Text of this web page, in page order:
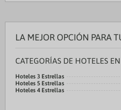
LA MEJOR OPCIÓN PARA
CATEGORÍAS DE HOTELES
Hoteles 3 Estrellas
Hoteles 5 Estrellas
Hoteles 4 Estrellas